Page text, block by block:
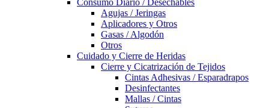
Consumo Diario / Desechables
Agujas / Jeringas
Aplicadores y Otros
Gasas / Algodón
Otros
Cuidado y Cierre de Heridas
Cierre y Cicatrización de Tejidos
Cintas Adhesivas / Esparadrapos
Desinfectantes
Mallas / Cintas